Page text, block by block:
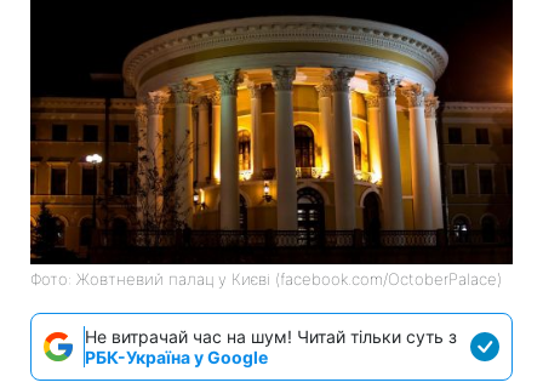
Фото: Жовтневий палац у Києві (facebook.com/OctoberPalace)
Не витрачай час на шум! Читай тільки суть з
РБК-Україна у Google